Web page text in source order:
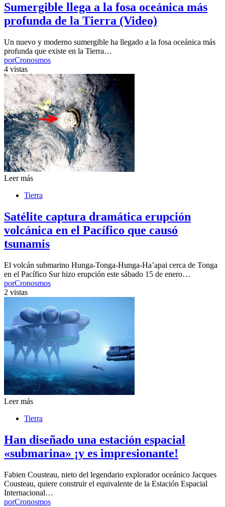
Sumergible llega a la fosa oceánica más
profunda de la Tierra (Video)
Un nuevo y moderno sumergible ha llegado a la fosa oceánica más
profunda que existe en la Tierra…
porCronosmos
4 vistas
Leer más
Tierra
Satélite captura dramática erupción
volcánica en el Pacífico que causó
tsunamis
El volcán submarino Hunga-Tonga-Hunga-Ha’apai cerca de Tonga
en el Pacífico Sur hizo erupción este sábado 15 de enero…
porCronosmos
2 vistas
Leer más
Tierra
Han diseñado una estación espacial
«submarina» ¡y es impresionante!
Fabien Cousteau, nieto del legendario explorador oceánico Jacques
Cousteau, quiere construir el equivalente de la Estación Espacial
Internacional…
porCronosmos